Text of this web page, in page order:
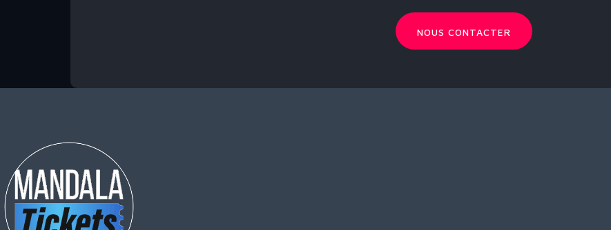
NOUS CONTACTER